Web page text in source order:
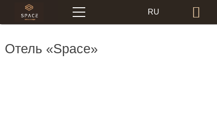
Меню RU
Отель «Space»